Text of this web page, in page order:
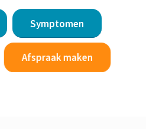
Symptomen
Afspraak maken